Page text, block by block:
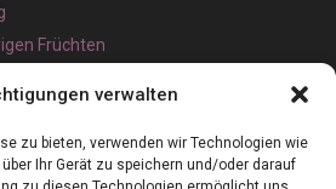
verwalten
zu bieten, verwenden wir Technologien wie
Ihr Gerät zu speichern und/oder darauf
Früchten